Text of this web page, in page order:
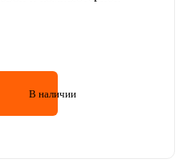
В наличии